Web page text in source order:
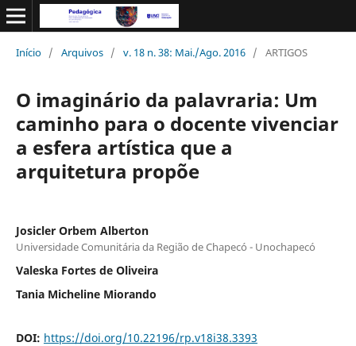
Início / Arquivos / v. 18 n. 38: Mai./Ago. 2016 / ARTIGOS
O imaginário da palavraria: Um
caminho para o docente vivenciar
a esfera artística que a
arquitetura propõe
Josicler Orbem Alberton
Universidade Comunitária da Região de Chapecó - Unochapecó
Valeska Fortes de Oliveira
Tania Micheline Miorando
DOI: https://doi.org/10.22196/rp.v18i38.3393